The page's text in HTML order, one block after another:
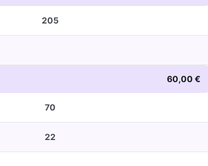
205
60,00 €
70
22